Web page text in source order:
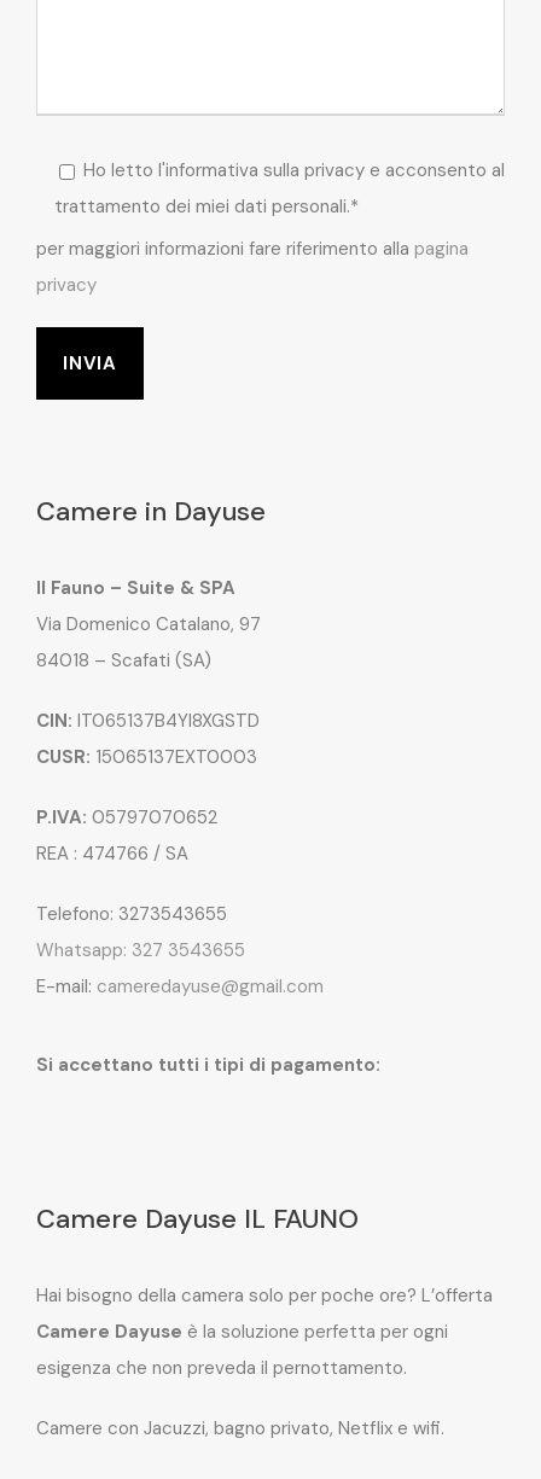
Ho letto l'informativa sulla privacy e acconsento al
trattamento dei miei dati personali.*
per maggiori informazioni fare riferimento alla pagina
privacy
Camere in Dayuse
Il Fauno – Suite & SPA
Via Domenico Catalano, 97
84018 – Scafati (SA)
CIN: IT065137B4YI8XGSTD
CUSR: 15065137EXT0003
P.IVA: 05797070652
REA : 474766 / SA
Telefono: 3273543655
Whatsapp: 327 3543655
E-mail: cameredayuse@gmail.com
Si accettano tutti i tipi di pagamento:
Camere Dayuse IL FAUNO
Hai bisogno della camera solo per poche ore? L’offerta
Camere Dayuse è la soluzione perfetta per ogni
esigenza che non preveda il pernottamento.
Camere con Jacuzzi, bagno privato, Netflix e wifi.